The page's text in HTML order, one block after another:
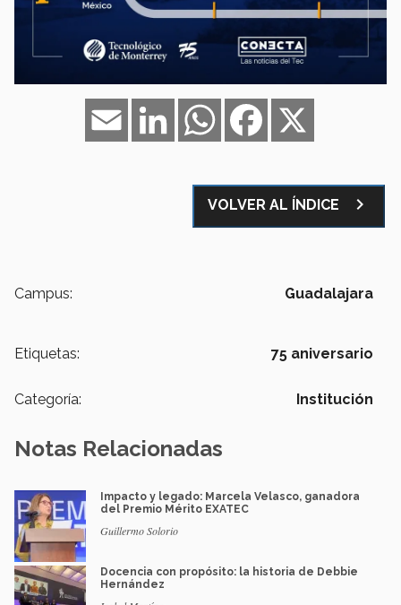
Facebook
WhatsApp
LinkedIn
Email
VOLVER AL ÍNDICE navigate_next
Campus: Guadalajara
Etiquetas: 75 aniversario
Categoría: Institución
Notas Relacionadas
Impacto y legado: Marcela Velasco, ganadora
del Premio Mérito EXATEC
Guillermo Solorio
Docencia con propósito: la historia de Debbie
Hernández